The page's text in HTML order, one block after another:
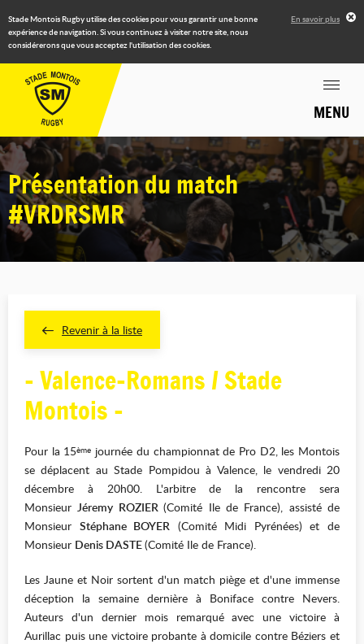
Stade Montois Rugby utilise des cookies pour vous garantir une bonne
expérience de navigation. Si vous continuez à visiter notre site, nous
considérerons que vous acceptez l'utilisation des cookies.
En savoir plus
MENU
Présentation du match
#VRDRSMR
Revenir à la liste
- Valence-Romans / Stade
Montois -
Pour la 15ème journée du championnat de Pro D2, les Montois
se déplacent au Stade Pompidou à Valence, le vendredi 20
décembre à 20h00. L'arbitre de la rencontre sera
MonsieurJéremy ROZIER(Comité Ile de France), assisté de
Monsieur Stéphane BOYER (Comité Midi Pyrénées) et de
Monsieur Denis DASTE(Comité Ile de France).
Les Jaune et Noir sortent d'un match piège et d'une immense
déception la semaine dernière à Boniface contre Nevers.
Auteurs d'un dernier mois remarqué avec une victoire à
Aurillac puis une victoire probante à domicile contre Béziers et